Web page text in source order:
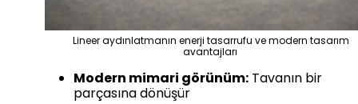
Lineer aydınlatmanın enerji tasarrufu ve modern tasarım
avantajları
Modern mimari görünüm: Tavanın bir
parçasına dönüşür